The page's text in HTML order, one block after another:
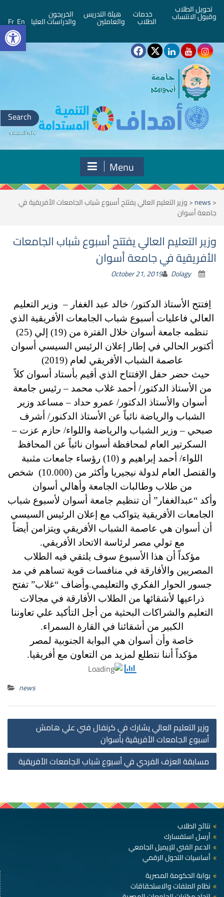
تحويل الطلاب
وقبول الانتساب خدمات
الطلاب
هيئة التدريس
والعاملين
الخريجون
والدراسات العليا En
Fr
Search
for:
Menu
<
news
<وزير التعليم العالي يفتتح أسبوع شباب الجامعات الأفريقية في
جامعة أسوان
وزير التعليم العالي يفتتح أسبوع شباب الجامعات
الأفريقية في جامعة أسوان
October 21, 2019 Dolagy
اِفتتح الأستاذ الدكتور/ خالد عبد الغفار – وزير التعليم
العالي فاعليات أسبوع شباب الجامعات الأفريقية الذي
تنظمه جامعة أسوان خلال الفترة من (19) إلي (25)
أكتوبر الحالي في إطار إعلان الرئيس السيسي أسوان
عاصمة الشباب الأفريقي لعام (2019)
حيث حضر حفل الاِفتتاح الذي أقيم بأستاد أسوان كلاً
من الأستاذ الدكتور/ أحمد غلاب محمد – رئيس جامعة
أسوان والأستاذ الدكتور/ عمرو حداد – مساعد وزير
الشباب والرياضة نائباً عن الأستاذ الدكنور/ أشرف
صبحي – وزير الشباب والرياضة واللواء/ حازم عزت –
السكرتير العام لمحافظة أسوان نائباً عن المحافظ
اللواء/ أحمد إبراهيم و (10) رؤساء جامعات مثىبة
والقنصل العام لدولة نيجيريا وأكثر من (10.000) شخص
من طلاب وطالبات الجامعة وأهالي أسوان
وأكد “عبدالغفار” أن تنظيم جامعة أسوان لأسبوع شباب
الجامعات الأفريقية يتواكب مع إعلان الرئيس السيسي
أن أسوان هي عاصمة الشباب الأفريقي ويتزامن أيضاً
مع تولي مصر لرئاسة الاتحاد الأفريقي.
مؤكداً أن هذا الأسبوع سوف يلتقي فيه الطلاب
المصريين والأفارقة في منافسات قوية تساهم في مد
جسور الحوار الفكري والتعليمي.وأضاف “غلاب” تفتح
ذراعيها لأشقائها من الطلاب الأفارقة في مجالات
التعليم والشراكات البحثية من أجل التأكيد علي تعاوننا
الكبير من أشقائنا في القارة السمراء.
خاصة وأن أسوان هي البوابة الجنوبية لمصر
مؤكداً أننا نتطلع لمزيد من التعاون مع أفريقيا.
news
وزير التعليم العالي يشارك في كرنفال فني علي هامش
أسبوع الجامعات الأفريقية بأسوان
مسابقة العزف الفردي في أسبوع شباب الجامعات الأفريقية
نتائج الطلاب
أرسل استفسارك
الدعم الفني للإيميل الجامعي
أساسيات التحول الرقمي
بوابة الحكومة المصرية
نظام الملفات والاستحقاقات